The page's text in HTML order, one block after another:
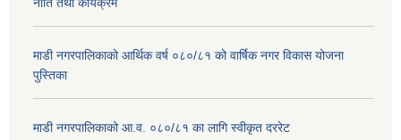
नीति तथा कार्यक्रम
माडी नगरपालिकाको आर्थिक वर्ष ०८०/८१ को वार्षिक नगर विकास योजना
पुस्तिका
माडी नगरपालिकाको आ.व. ०८०/८१ का लागि स्वीकृत दररेट